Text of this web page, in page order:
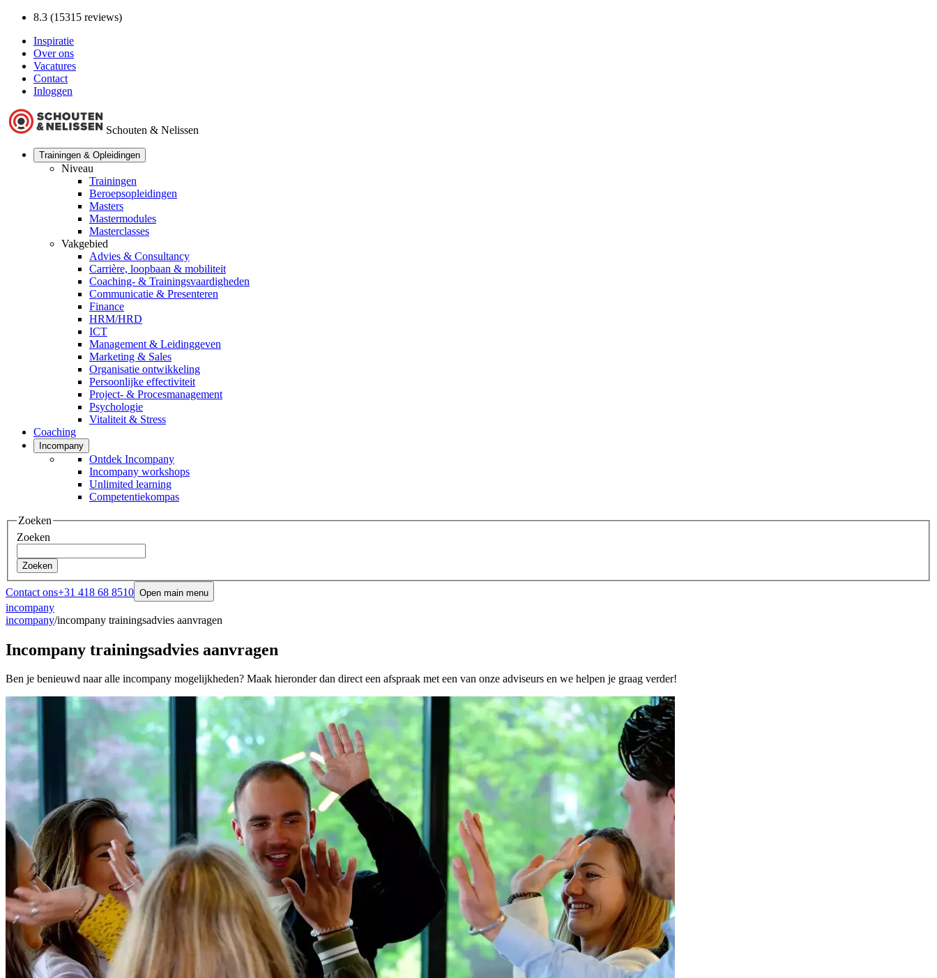
8.3 (15315 reviews)
Inspiratie
Over ons
Vacatures
Contact
Inloggen
Schouten & Nelissen
Trainingen & Opleidingen
Niveau
Trainingen
Beroepsopleidingen
Masters
Mastermodules
Masterclasses
Vakgebied
Advies & Consultancy
Carrière, loopbaan & mobiliteit
Coaching- & Trainingsvaardigheden
Communicatie & Presenteren
Finance
HRM/HRD
ICT
Management & Leidinggeven
Marketing & Sales
Organisatie ontwikkeling
Persoonlijke effectiviteit
Project- & Procesmanagement
Psychologie
Vitaliteit & Stress
Coaching
Incompany
Ontdek Incompany
Incompany workshops
Unlimited learning
Competentiekompas
Zoeken
Zoeken
Zoeken
Contact ons+31 418 68 8510 Open main menu
incompany
incompany/incompany trainingsadvies aanvragen
Incompany trainingsadvies aanvragen
Ben je benieuwd naar alle incompany mogelijkheden? Maak hieronder dan direct een afspraak met een van onze adviseurs en we helpen je graag verder!